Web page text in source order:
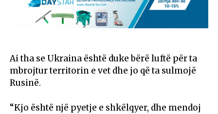
Ai tha se Ukraina është duke bërë luftë për ta
mbrojtur territorin e vet dhe jo që ta sulmojë
Rusinë.
“Kjo është një pyetje e shkëlqyer, dhe mendoj